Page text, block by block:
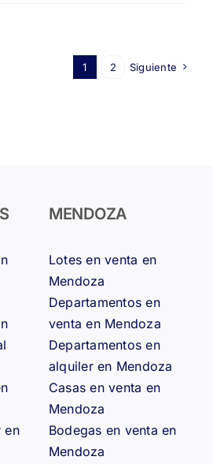
1 2 Siguiente
en
MENDOZA
Lotes en venta en
Mendoza
Departamentos en
venta en Mendoza
Departamentos en
alquiler en Mendoza
Casas en venta en
Mendoza
Bodegas en venta en
Mendoza